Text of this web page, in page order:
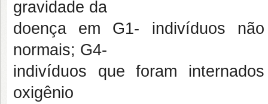
gravidade da
doença em G1- indivíduos
normais; G4-
indivíduos que foram
oxigênio